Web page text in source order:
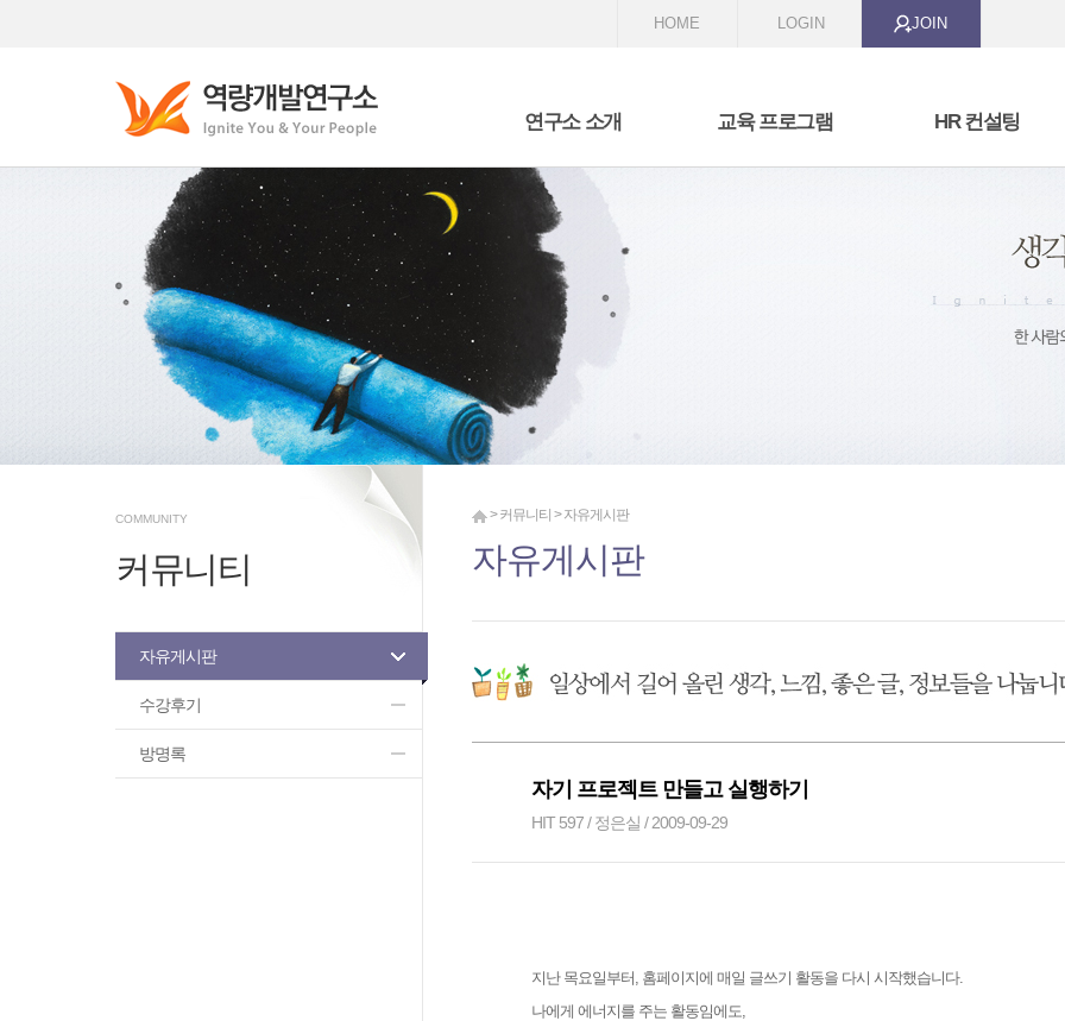
HOME LOGIN JOIN
연구소 소개
Who we are
What we are doing
교육 프로그램 HR 컨설팅
역량 모델링 및 역량 진
선발 시스템 구축
성과 관리 시스템 구축
COMMUNITY
커뮤니티
자유게시판
수강후기
방명록
> 커뮤니티 > 자유게시판
자유게시판
자기 프로젝트 만들고 실행하기
HIT 597 / 정은실 / 2009-09-29
지난 목요일부터, 홈페이지에 매일 글쓰기 활동을 다시 시작했습니다.
나에게 에너지를 주는 활동임에도,